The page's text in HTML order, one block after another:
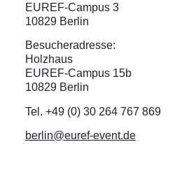
EUREF-Campus 3
10829 Berlin
Besucheradresse:
Holzhaus
EUREF-Campus 15b
10829 Berlin
Tel. +49 (0) 30 264 767 869
berlin@euref-event.de